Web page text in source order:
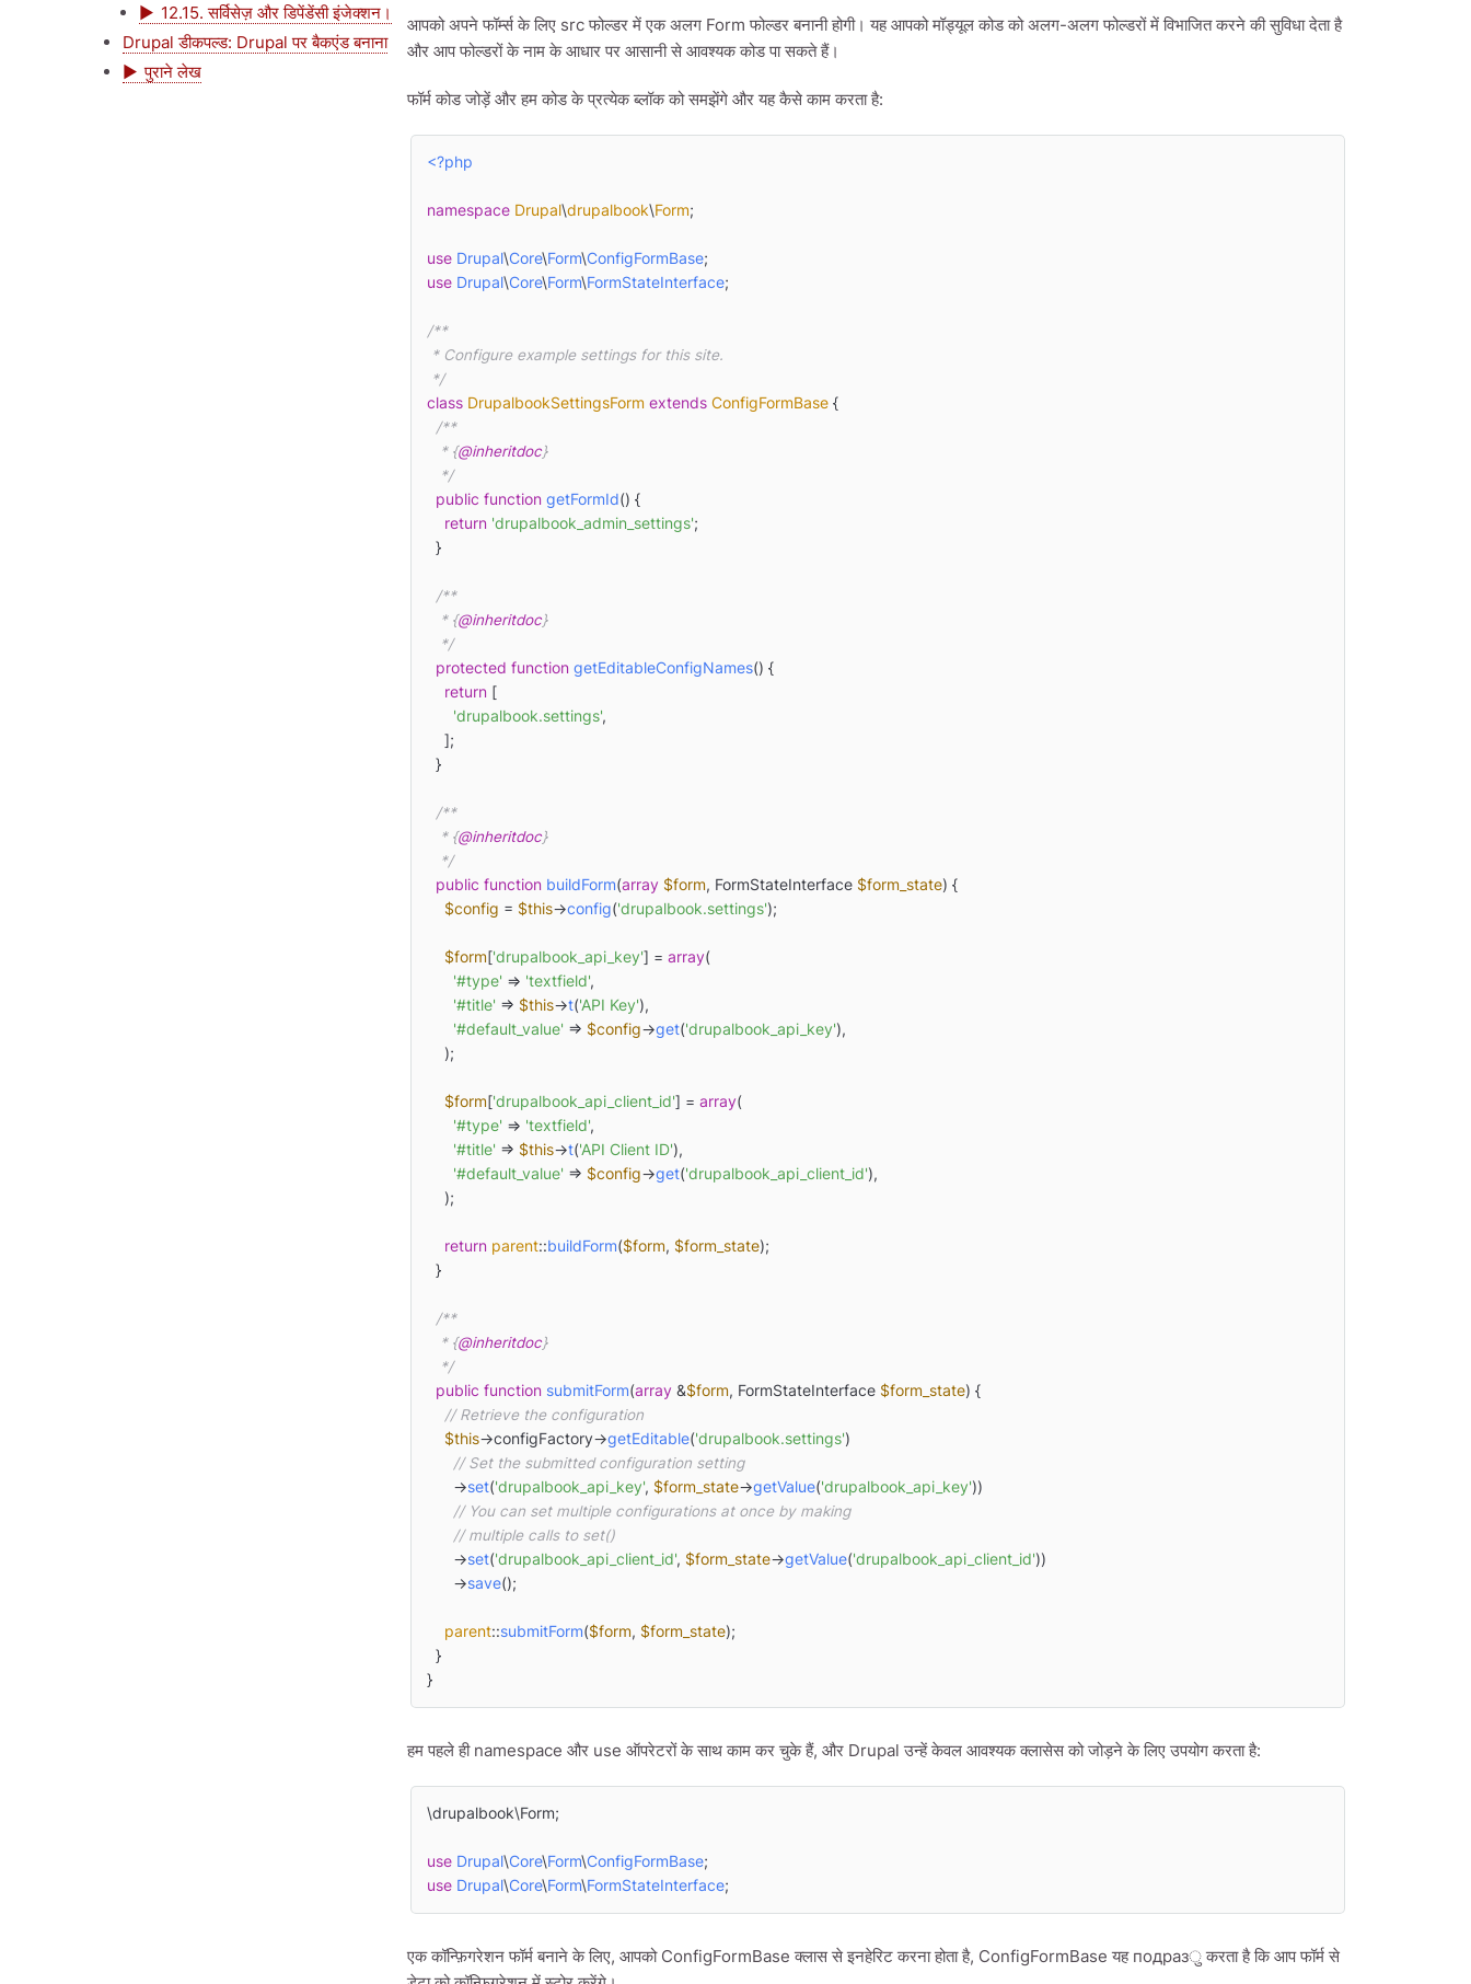
12.15. सर्विसेज़ और डिपेंडेंसी इंजेक्शन।
Drupal डीकपल्ड: Drupal पर बैकएंड बनाना
पुराने लेख
आपको अपने फॉर्म्स के लिए src फोल्डर में एक अलग Form फोल्डर बनानी होगी। यह आपको मॉड्यूल कोड को अलग-अलग फोल्डरों में विभाजित करने की सुविधा देता है
और आप फोल्डरों के नाम के आधार पर आसानी से आवश्यक कोड पा सकते हैं।
फॉर्म कोड जोड़ें और हम कोड के प्रत्येक ब्लॉक को समझेंगे और यह कैसे काम करता है:
<?php
namespace Drupal\drupalbook\Form;
use Drupal\Core\Form\ConfigFormBase
use Drupal\Core\Form\FormStateInterface;
/**
*/
class DrupalbookSettingsForm extends ConfigFormBase {
/**
   * {
@inheritdoc}
   */
public function getFormId() {
return 'drupalbook_admin_settings';
/**
   * {
@inheritdoc}
   */
protected function getEditableConfigNames() {
return [
'drupalbook.settings',
/**
   * {
@inheritdoc}
   */
public function buildForm(array $form, FormStateInterface $form_state) {
$config = $this->config('drupalbook.settings');
$form['drupalbook_api_key'] = array(
'#type' => 'textfield',
'#title' => $this->t('API Key'),
'#default_value' => $config->get('drupalbook_api_key'),
$form['drupalbook_api_client_id'] = array(
'#type' => 'textfield',
'#title' => $this->t('API Client ID'),
'#default_value' => $config->get('drupalbook_api_client_id'),
return parent::buildForm($form, $form_state);
/**
   * {
@inheritdoc}
   */
public function submitForm(array &$form, FormStateInterface $form_state) {
// Retrieve the configuration
$this->configFactory->getEditable('drupalbook.settings')
// Set the submitted configuration setting
      ->
set('drupalbook_api_key', $form_state->getValue('drupalbook_api_key'))
// You can set multiple configurations at once by making
// multiple calls to set()
      ->
set('drupalbook_api_client_id', $form_state->getValue('drupalbook_api_client_id'))
      ->
save();
parent::submitForm($form, $form_state);
}
हम पहले ही namespace और use ऑपरेटरों के साथ काम कर चुके हैं, और Drupal उन्हें केवल आवश्यक क्लासेस को जोड़ने के लिए उपयोग करता है:
\drupalbook\Form;
use Drupal\Core\Form\ConfigFormBase
use Drupal\Core\Form\FormStateInterface;
एक कॉन्फ़िगरेशन फॉर्म बनाने के लिए, आपको ConfigFormBase क्लास से इनहेरिट करना होता है, ConfigFormBase यह подразु करता है कि आप फॉर्म से